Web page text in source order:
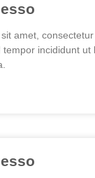
amet,
tempor incididunt ut